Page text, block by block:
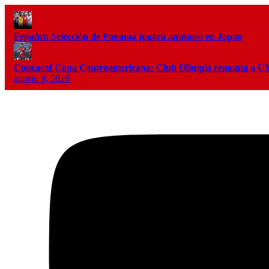
Fepafut: Selección de Panamá jugará amistoso en Japón
Concacaf Copa Centroamericana: Club Olimpia remonta a
agosto 9, 2026